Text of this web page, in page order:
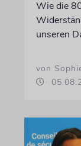
Wie die
unseren
von